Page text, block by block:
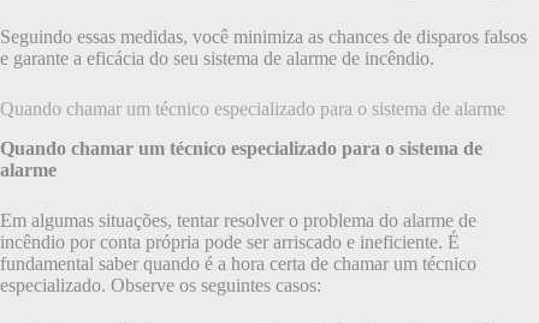
Seguindo essas medidas, você minimiza as chances de disparos falsos
e garante a eficácia do seu sistema de alarme de incêndio.
Quando chamar um técnico especializado para o sistema de alarme
Quando chamar um técnico especializado para o sistema de
alarme
Em algumas situações, tentar resolver o problema do alarme de
incêndio por conta própria pode ser arriscado e ineficiente. É
fundamental saber quando é a hora certa de chamar um técnico
especializado. Observe os seguintes casos: